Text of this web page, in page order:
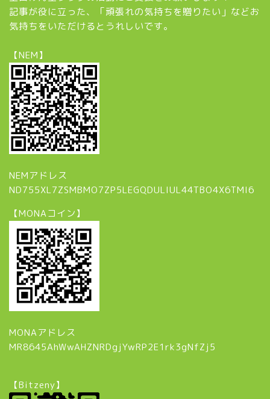
記事が役に立った、「頑張れの気持ちを贈りたい」などお
気持ちをいただけるとうれしいです。
【NEM】
NEMアドレス
ND755XL7ZSMBMO7ZP5LEGQDULIUL44TBO4X6TMI6
【MONAコイン】
MONAアドレス
MR8645AhWwAHZNRDgjYwRP2E1rk3gNfZj5
【Bitzeny】